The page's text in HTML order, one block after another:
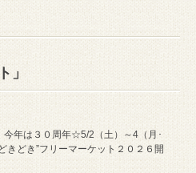
」
今年は３０周年☆5/2（土）～4（月･
きどき”フリーマーケット２０２６開